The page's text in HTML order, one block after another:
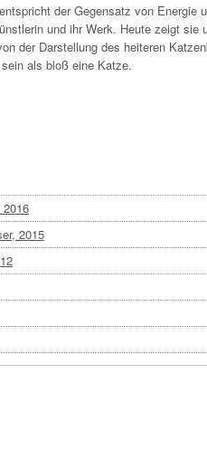
der Gegensatz von
und ihr Werk. Heute zeigt
der Darstellung des heiteren
als bloß eine Katze.
2015